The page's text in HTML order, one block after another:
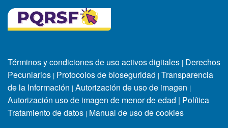
Términos y condiciones de uso activos digitales | Derechos
Pecuniarios | Protocolos de bioseguridad | Transparencia
de la Información | Autorización de uso de imagen |
Autorización uso de imagen de menor de edad | Política
Tratamiento de datos | Manual de uso de cookies